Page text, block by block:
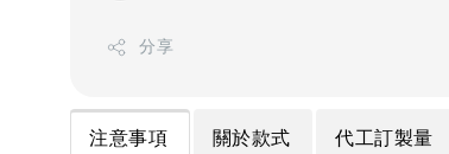
分享
注意事項 關於款式 代工訂製量